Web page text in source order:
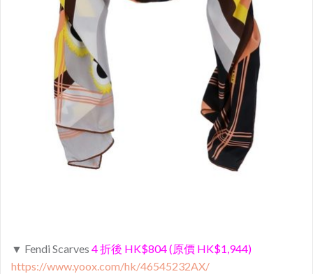
▼ Fendi Scarves 4 折後 HK$804 (原價 HK$1,944)
https://www.yoox.com/hk/46545232AX/